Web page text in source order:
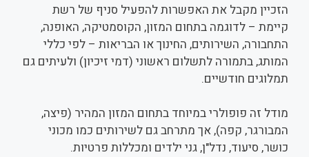
הזכיין מקבל את האפשרות להפעיל סניף של רשת
קיימת – לדוגמה בתחום המזון, הקוסמטיקה, האופנה,
התחבורה, השירותים, החינוך או הבריאות – לפי כללי
המותג, בתמורה לתשלום ראשוני (דמי זיכיון) ולעיתים גם
תמלוגים חודשיים.
מודל זה פופולרי במיוחד בתחום המזון המהיר (פיצה,
המבורגר, קפה), אך מתרחב גם לשירותים כמו מכוני
כושר, סיעוד, נדל"ן, גני ילדים ומכללות פרטיות.